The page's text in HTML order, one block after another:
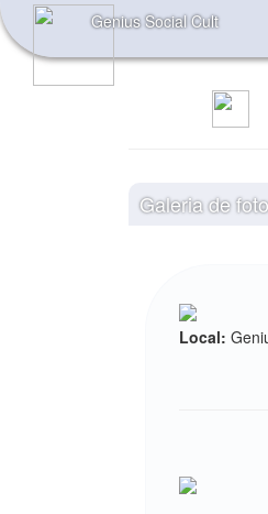
Genius Social Cult
Galeria de
Local: